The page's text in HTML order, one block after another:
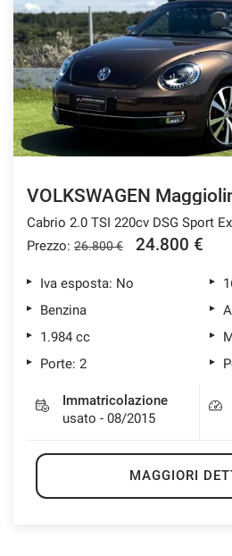
VOLKSWAGEN
Cabrio 2.0 TSI 220cv DSG Sport
Prezzo: 26.800 € 24.800 €
Iva esposta: No
Benzina
1.984 cc
Porte: 2
Immatricolazione
usato - 08/2015
MAGGIORI